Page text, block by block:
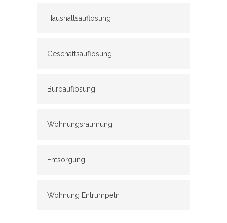
Haushaltsauflösung
Geschäftsauflösung
Büroauflösung
Wohnungsräumung
Entsorgung
Wohnung Entrümpeln